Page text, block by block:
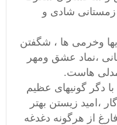
زمستانی شادی و
وخرمی ها ، شگفتن
،نماد عشق ومهر
هاست.
دگر گونیهای عظیم
،امید زیستن بهتر
از هرگونه دغدغه